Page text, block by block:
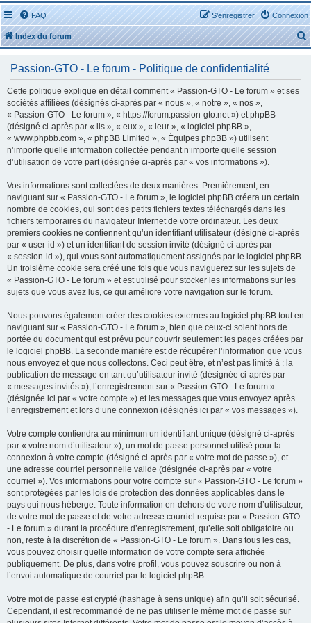
FAQ Connexion
S’enregistrer
Index du forum
e
Passion-GTO - Le forum - Politique de confidentialité
Cette politique explique en détail comment « Passion-GTO - Le forum » et ses
sociétés affiliées (désignés ci-après par « nous », « notre », « nos »,
« Passion-GTO - Le forum », « https://forum.passion-gto.net ») et phpBB
(désigné ci-après par « ils », « eux », « leur », « logiciel phpBB »,
« www.phpbb.com », « phpBB Limited », « Équipes phpBB ») utilisent
n’importe quelle information collectée pendant n’importe quelle session
d’utilisation de votre part (désignée ci-après par « vos informations »).
Vos informations sont collectées de deux manières. Premièrement, en
naviguant sur « Passion-GTO - Le forum », le logiciel phpBB créera un certain
nombre de cookies, qui sont des petits fichiers textes téléchargés dans les
fichiers temporaires du navigateur Internet de votre ordinateur. Les deux
premiers cookies ne contiennent qu’un identifiant utilisateur (désigné ci-après
par « user-id ») et un identifiant de session invité (désigné ci-après par
« session-id »), qui vous sont automatiquement assignés par le logiciel phpBB.
Un troisième cookie sera créé une fois que vous naviguerez sur les sujets de
« Passion-GTO - Le forum » et est utilisé pour stocker les informations sur les
sujets que vous avez lus, ce qui améliore votre navigation sur le forum.
Nous pouvons également créer des cookies externes au logiciel phpBB tout en
naviguant sur « Passion-GTO - Le forum », bien que ceux-ci soient hors de
portée du document qui est prévu pour couvrir seulement les pages créées par
le logiciel phpBB. La seconde manière est de récupérer l’information que vous
nous envoyez et que nous collectons. Ceci peut être, et n’est pas limité à : la
publication de message en tant qu’utilisateur invité (désignée ci-après par
« messages invités »), l’enregistrement sur « Passion-GTO - Le forum »
(désignée ici par « votre compte ») et les messages que vous envoyez après
l’enregistrement et lors d’une connexion (désignés ici par « vos messages »).
Votre compte contiendra au minimum un identifiant unique (désigné ci-après
par « votre nom d’utilisateur »), un mot de passe personnel utilisé pour la
connexion à votre compte (désigné ci-après par « votre mot de passe »), et
une adresse courriel personnelle valide (désignée ci-après par « votre
courriel »). Vos informations pour votre compte sur « Passion-GTO - Le forum »
sont protégées par les lois de protection des données applicables dans le
pays qui nous héberge. Toute information en-dehors de votre nom d’utilisateur,
de votre mot de passe et de votre adresse courriel requise par « Passion-GTO
- Le forum » durant la procédure d’enregistrement, qu’elle soit obligatoire ou
non, reste à la discrétion de « Passion-GTO - Le forum ». Dans tous les cas,
vous pouvez choisir quelle information de votre compte sera affichée
publiquement. De plus, dans votre profil, vous pouvez souscrire ou non à
l’envoi automatique de courriel par le logiciel phpBB.
Votre mot de passe est crypté (hashage à sens unique) afin qu’il soit sécurisé.
Cependant, il est recommandé de ne pas utiliser le même mot de passe sur